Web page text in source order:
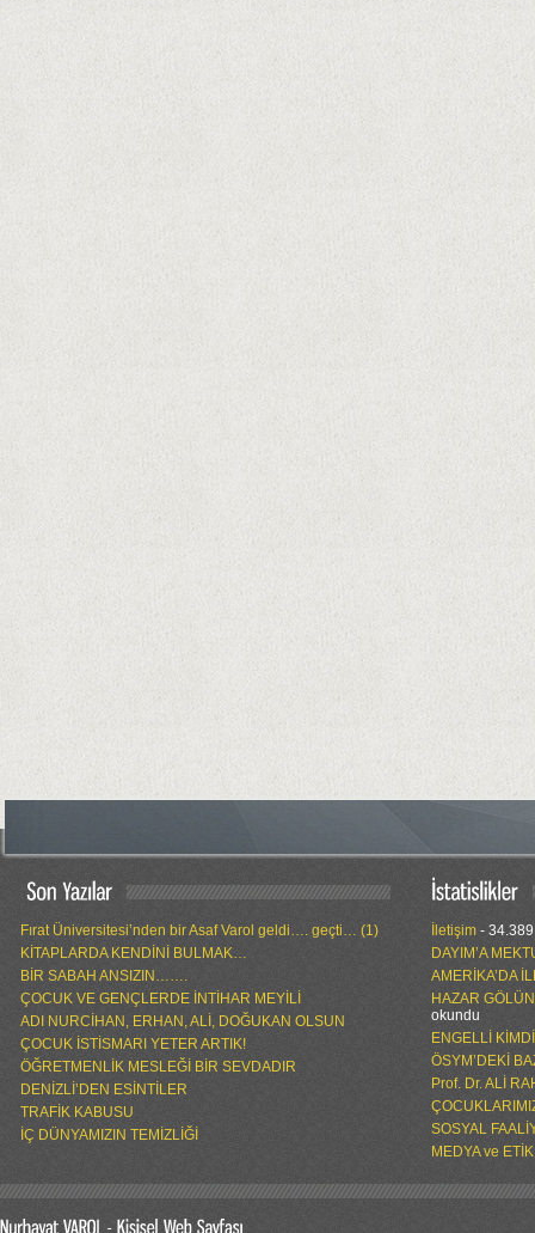
Fırat Üniversitesi’nden bir Asaf Varol geldi…. geçti… (1)
KİTAPLARDA KENDİNİ BULMAK…
BİR SABAH ANSIZIN…….
ÇOCUK VE GENÇLERDE İNTİHAR MEYİLİ
ADI NURCİHAN, ERHAN, ALİ, DOĞUKAN OLSUN
ÇOCUK İSTİSMARI YETER ARTIK!
ÖĞRETMENLİK MESLEĞİ BİR SEVDADIR
DENİZLİ’DEN ESİNTİLER
TRAFİK KABUSU
İÇ DÜNYAMIZIN TEMİZLİĞİ
İletişim -
DAYIM’A
AMERİKA’DA
HAZAR
okundu
ENGELLİ
ÖSYM’DEKİ
Prof. Dr. ALİ
SOSYAL
MEDYA ve ETİK